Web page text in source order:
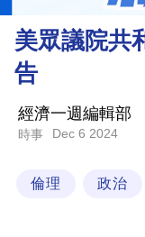
財
業
科
美眾議院共
告
經濟一週編輯部
時事 Dec 6 2024
倫理 政治